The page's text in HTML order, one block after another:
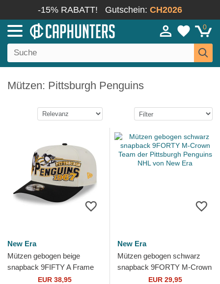
-15% RABATT! Gutschein: CH2026
0
Mützen: Pittsburgh Penguins
New Era
Mützen gebogen beige
snapback 9FIFTY A Frame
Classic der Pittsburgh
EUR 38,95
New Era
Mützen gebogen schwarz
snapback 9FORTY M-Crown
Team der Pittsburgh
EUR 29,95